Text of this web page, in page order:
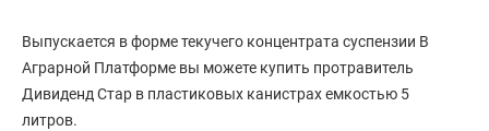
Выпускается в форме текучего концентрата суспензии В
Аграрной Платформе вы можете купить протравитель
Дивиденд Стар в пластиковых канистрах емкостью 5
литров.